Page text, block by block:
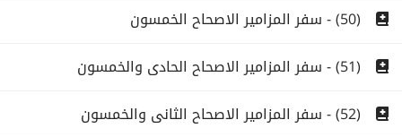
(50) - سفر المزامير الاصحاح الخمسون
(51) - سفر المزامير الاصحاح الحادى والخمسون
(52) - سفر المزامير الاصحاح الثانى والخمسون